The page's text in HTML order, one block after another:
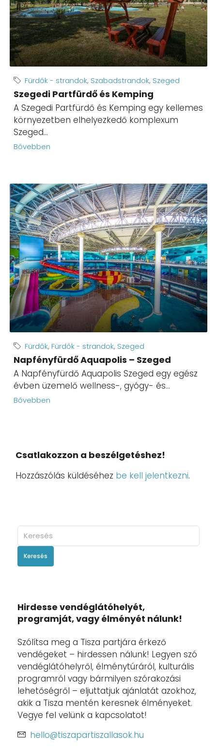
Fürdők - strandok, Szabadstrandok, Szeged
Szegedi Partfürdő és Kemping
A Szegedi Partfürdő és Kemping egy kellemes
környezetben elhelyezkedő komplexum
Szeged...
Bővebben
Fürdők, Fürdők - strandok, Szeged
Napfényfürdő Aquapolis – Szeged
A Napfényfürdő Aquapolis Szeged egy egész
évben üzemelő wellness-, gyógy- és...
Bővebben
Csatlakozzon a beszélgetéshez!
Hozzászólás küldéséhez be kell jelentkezni.
Keresés
Hirdesse vendéglátóhelyét,
programját, vagy élményét nálunk!
Szólítsa meg a Tisza partjára érkező
vendégeket – hirdessen nálunk! Legyen szó
vendéglátóhelyről, élménytúráról, kulturális
programról vagy bármilyen szórakozási
lehetőségről – eljuttatjuk ajánlatát azokhoz,
akik a Tisza mentén keresnek élményeket.
Vegye fel velünk a kapcsolatot!
hello@tiszapartiszallasok.hu